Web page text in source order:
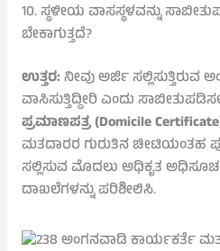
10. ಸ್ಥಳೀಯ ವಾಸಸ್ಥಳವನ್ನು
ಬೇಕಾಗುತ್ತದೆ?
ಉತ್ತರ:ನೀವು ಅರ್ಜಿ ಸಲ್ಲಿಸುತ್ತಿರುವ
ವಾಸಿಸುತ್ತಿದ್ದೀರಿ ಎಂದು
ಪ್ರಮಾಣಪತ್ರ (Domicile
ಮತದಾರರ ಗುರುತಿನ ಚೀಟಿಯಂತಹ
ಸಲ್ಲಿಸುವ ಮೊದಲು ಅಧಿಕೃತ
ದಾಖಲೆಗಳನ್ನು ಪರಿಶೀಲಿಸಿ.